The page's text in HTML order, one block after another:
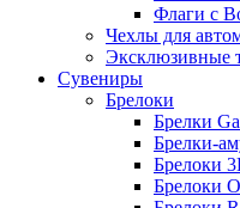
Флаги с
Чехлы для
Эксклюзивные
Сувениры
Брелоки
Брелки
Брелки-
Брелоки
Брелоки